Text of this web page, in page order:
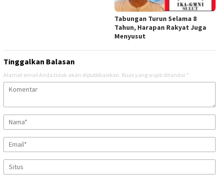
Tabungan Turun Selama 8
Tahun, Harapan Rakyat Juga
Menyusut
Tinggalkan Balasan
Alamat email Anda tidak akan dipublikasikan. Ruas yang wajib ditandai *